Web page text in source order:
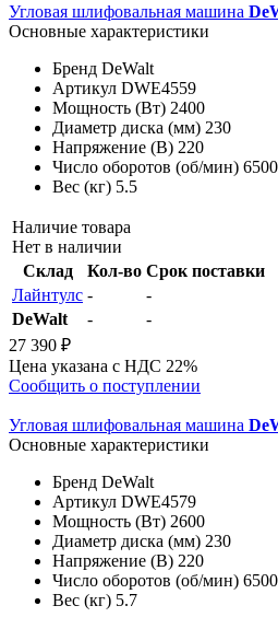
Угловая шлифовальная машина
Основные характеристики
Бренд DeWalt
Артикул DWE4559
Мощность (Вт) 2400
Диаметр диска (мм) 230
Напряжение (В) 220
Число оборотов (об/мин) 6500
Вес (кг) 5.5
Наличие товара
Нет в наличии
Склад
Кол-во Срок поставки
Лайнтулс -
-
DeWalt
-
-
27 390 ₽
Цена указана с НДС 22%
Сообщить о поступлении
Угловая шлифовальная машина
Основные характеристики
Бренд DeWalt
Артикул DWE4579
Мощность (Вт) 2600
Диаметр диска (мм) 230
Напряжение (В) 220
Число оборотов (об/мин) 6500
Вес (кг) 5.7